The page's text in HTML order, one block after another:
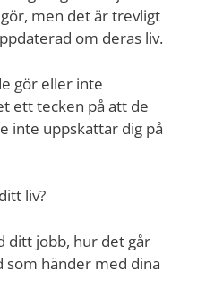
men det är trevligt
om deras liv.
gör eller inte
ett tecken på att de
inte uppskattar dig på
liv?
ditt jobb, hur det går
som händer med dina